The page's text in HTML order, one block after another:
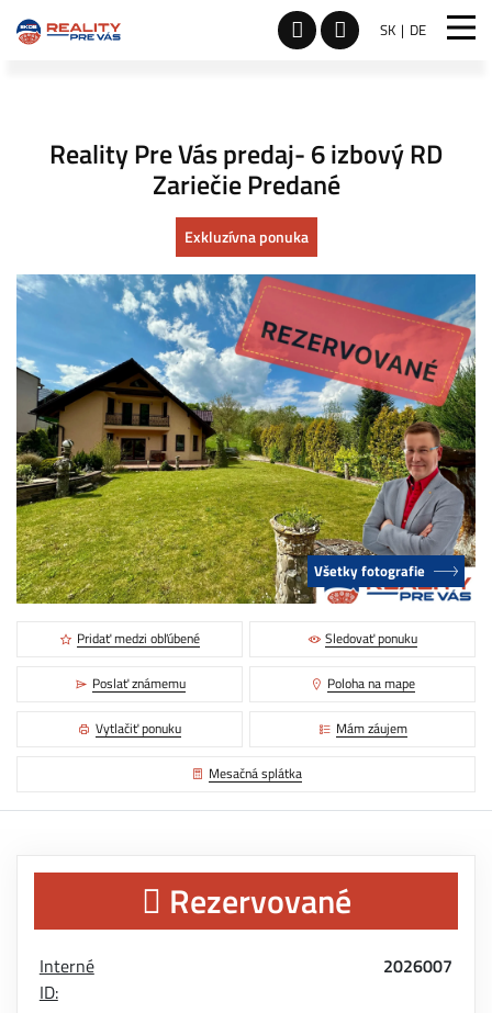
SK DE
Reality Pre Vás predaj- 6 izbový RD
Zariečie Predané
Exkluzívna ponuka
Všetky fotografie
Pridať medzi obľúbené Sledovať ponuku
Poslať známemu Poloha na mape
Vytlačiť ponuku Mám záujem
Mesačná splátka
Rezervované
Interné
ID:
2026007